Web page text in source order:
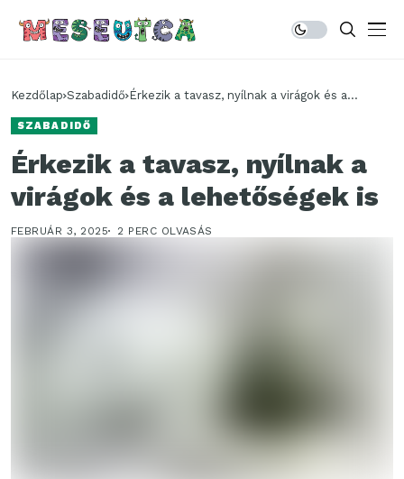
Kezdőlap Szabadidő Érkezik a tavasz, nyílnak a virágok és a
SZABADIDŐ
Érkezik a tavasz, nyílnak a
virágok és a lehetőségek is
FEBRUÁR 3, 2025 2 PERC OLVASÁS